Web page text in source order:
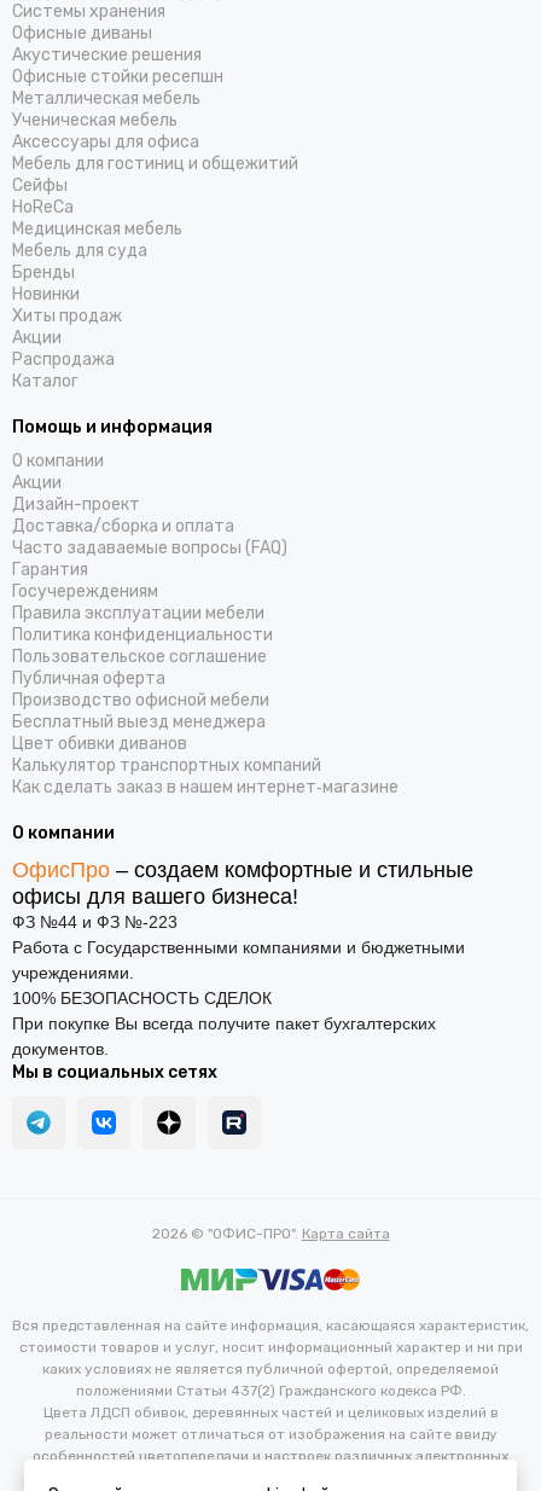
Системы хранения
Офисные диваны
Акустические решения
Офисные стойки ресепшн
Металлическая мебель
Ученическая мебель
Аксессуары для офиса
Мебель для гостиниц и общежитий
Cейфы
HoReCa
Медицинская мебель
Мебель для суда
Бренды
Новинки
Хиты продаж
Акции
Распродажа
Каталог
Помощь и информация
О компании
Акции
Дизайн-проект
Доставка/cборка и оплата
Часто задаваемые вопросы (FAQ)
Гарантия
Госучереждениям
Правила эксплуатации мебели
Политика конфиденциальности
Пользовательское соглашение
Публичная оферта
Производство офисной мебели
Бесплатный выезд менеджера
Цвет обивки диванов
Калькулятор транспортных компаний
Как сделать заказ в нашем интернет‑магазине
О компании
ОфисПро – создаем комфортные и стильные
офисы для вашего бизнеса!
ФЗ №44 и ФЗ №-223
Работа с Государственными компаниями и бюджетными
учреждениями.
100% БЕЗОПАСНОСТЬ СДЕЛОК
При покупке Вы всегда получите пакет бухгалтерских
документов.
Мы в социальных сетях
2026 © "ОФИС-ПРО". Карта сайта
Вся представленная на сайте информация, касающаяся характеристик,
стоимости товаров и услуг, носит информационный характер и ни при
каких условиях не является публичной офертой, определяемой
положениями Статьи 437(2) Гражданского кодекса РФ.
Цвета ЛДСП обивок, деревянных частей и целиковых изделий в
реальности может отличаться от изображения на сайте ввиду
особенностей цветопередачи и настроек различных электронных